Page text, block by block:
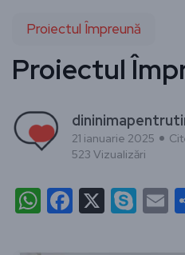
Proiectul Împreună
Proiectul
21 ianuarie 2025
523 Vizualizări
WhatsApp
Facebook
X